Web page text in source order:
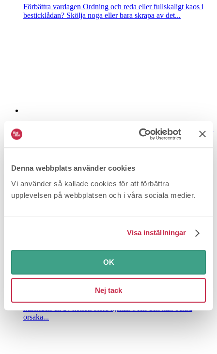
Denna webbplats använder cookies
Vi använder så kallade cookies för att förbättra
upplevelsen på webbplatsen och i våra sociala medier.
Visa inställningar
OK
Nej tack
Förbättra vardagen Ordning och reda eller fullskaligt kaos i
besticklådan? Skölja noga eller bara skrapa av det...
Tvister: Gamla diskmaskinen kostade 12000 att
kronor för reparationen av hans fem år gamla...
10 smarta tips: Så maxar du diskmaskinen
husfriden en av kökets stora hjältar. Men den kan också
orsaka...